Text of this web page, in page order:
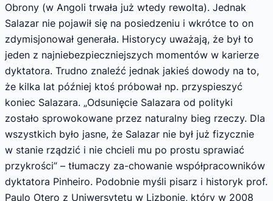
Obrony (w Angoli trwała już wtedy rewolta). Jednak
Salazar nie pojawił się na posiedzeniu i wkrótce to on
zdymisjonował generała. Historycy uważają, że był to
jeden z najniebezpieczniejszych momentów w karierze
dyktatora. Trudno znaleźć jednak jakieś dowody na to,
że kilka lat później ktoś próbował np. przyspieszyć
koniec Salazara. „Odsunięcie Salazara od polityki
zostało sprowokowane przez naturalny bieg rzeczy. Dla
wszystkich było jasne, że Salazar nie był już fizycznie
w stanie rządzić i nie chcieli mu po prostu sprawiać
przykrości” – tłumaczy za-chowanie współpracowników
dyktatora Pinheiro. Podobnie myśli pisarz i historyk prof.
Paulo Otero z Uniwersytetu w Lizbonie, który w 2008